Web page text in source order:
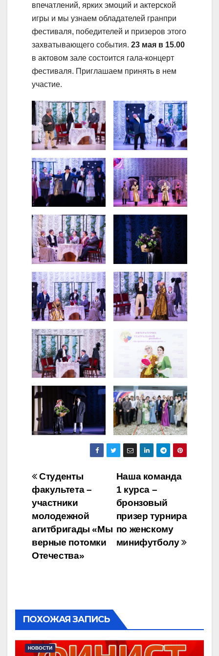
впечатлений, ярких эмоций и актерской
игры и мы узнаем обладателей гранпри
фестиваля, победителей и призеров этого
захватывающего события. 23 мая в 15.00
в актовом зале состоится гала-концерт
фестиваля. Приглашаем принять в нем
участие.
Навигация
по
записям
Наша команда
1 курса –
бронзовый
призер турнира
по женскому
минифутболу
Студенты
факультета –
участники
молодежной
агитбригады «Мы
верные потомки
Отечества»
ПОХОЖАЯ ЗАПИСЬ
НОВОСТИ